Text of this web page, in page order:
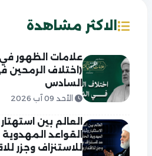
الاكثر مشاهدة
علامات الظهور
(اختلاف الرمحين
السادس
الأحد 09 آب 2026
العالم بين
القواعد
للاستنزاف وجزر